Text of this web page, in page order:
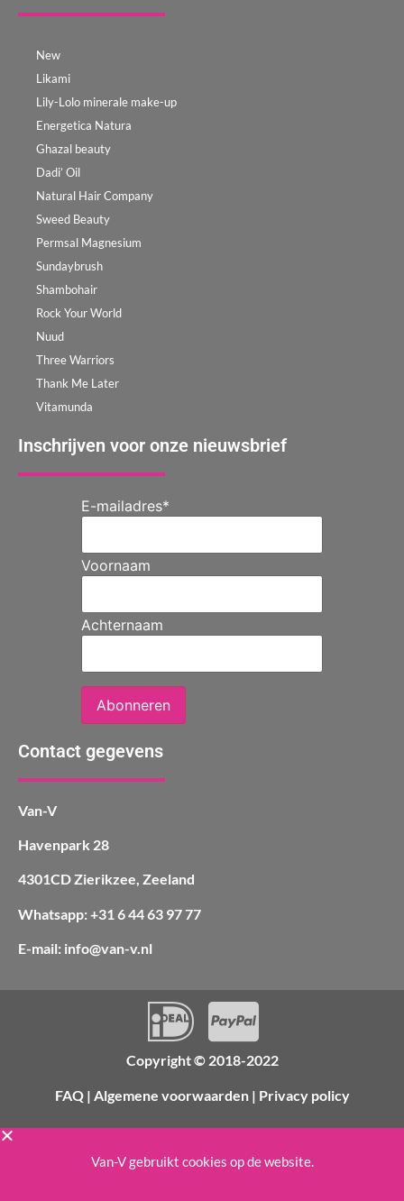
New
Likami
Lily-Lolo minerale make-up
Energetica Natura
Ghazal beauty
Dadi’ Oil
Natural Hair Company
Sweed Beauty
Permsal Magnesium
Sundaybrush
Shambohair
Rock Your World
Nuud
Three Warriors
Thank Me Later
Vitamunda
Inschrijven voor onze nieuwsbrief
E-mailadres*
Voornaam
Achternaam
Abonneren
Contact gegevens
Van-V
Havenpark 28
4301CD Zierikzee, Zeeland
Whatsapp: +31 6 44 63 97 77
E-mail: info@van-v.nl
Copyright © 2018-2022
FAQ| Algemene voorwaarden| Privacy policy
Van-V gebruikt cookies op de website.